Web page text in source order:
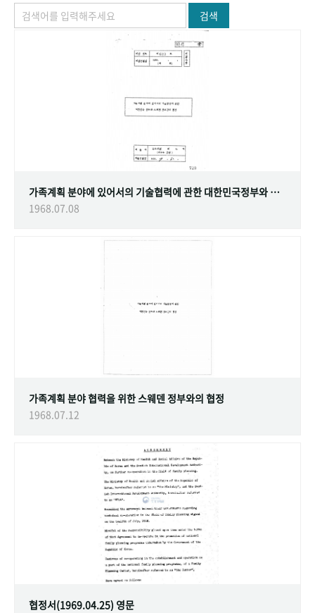
검색
가족계획 분야에 있어서의 기술협력에 관한 대한민국정부와 스웨덴 정부간의 협정
1968.07.08
가족계획 분야 협력을 위한 스웨덴 정부와의 협정
1968.07.12
협정서(1969.04.25) 영문